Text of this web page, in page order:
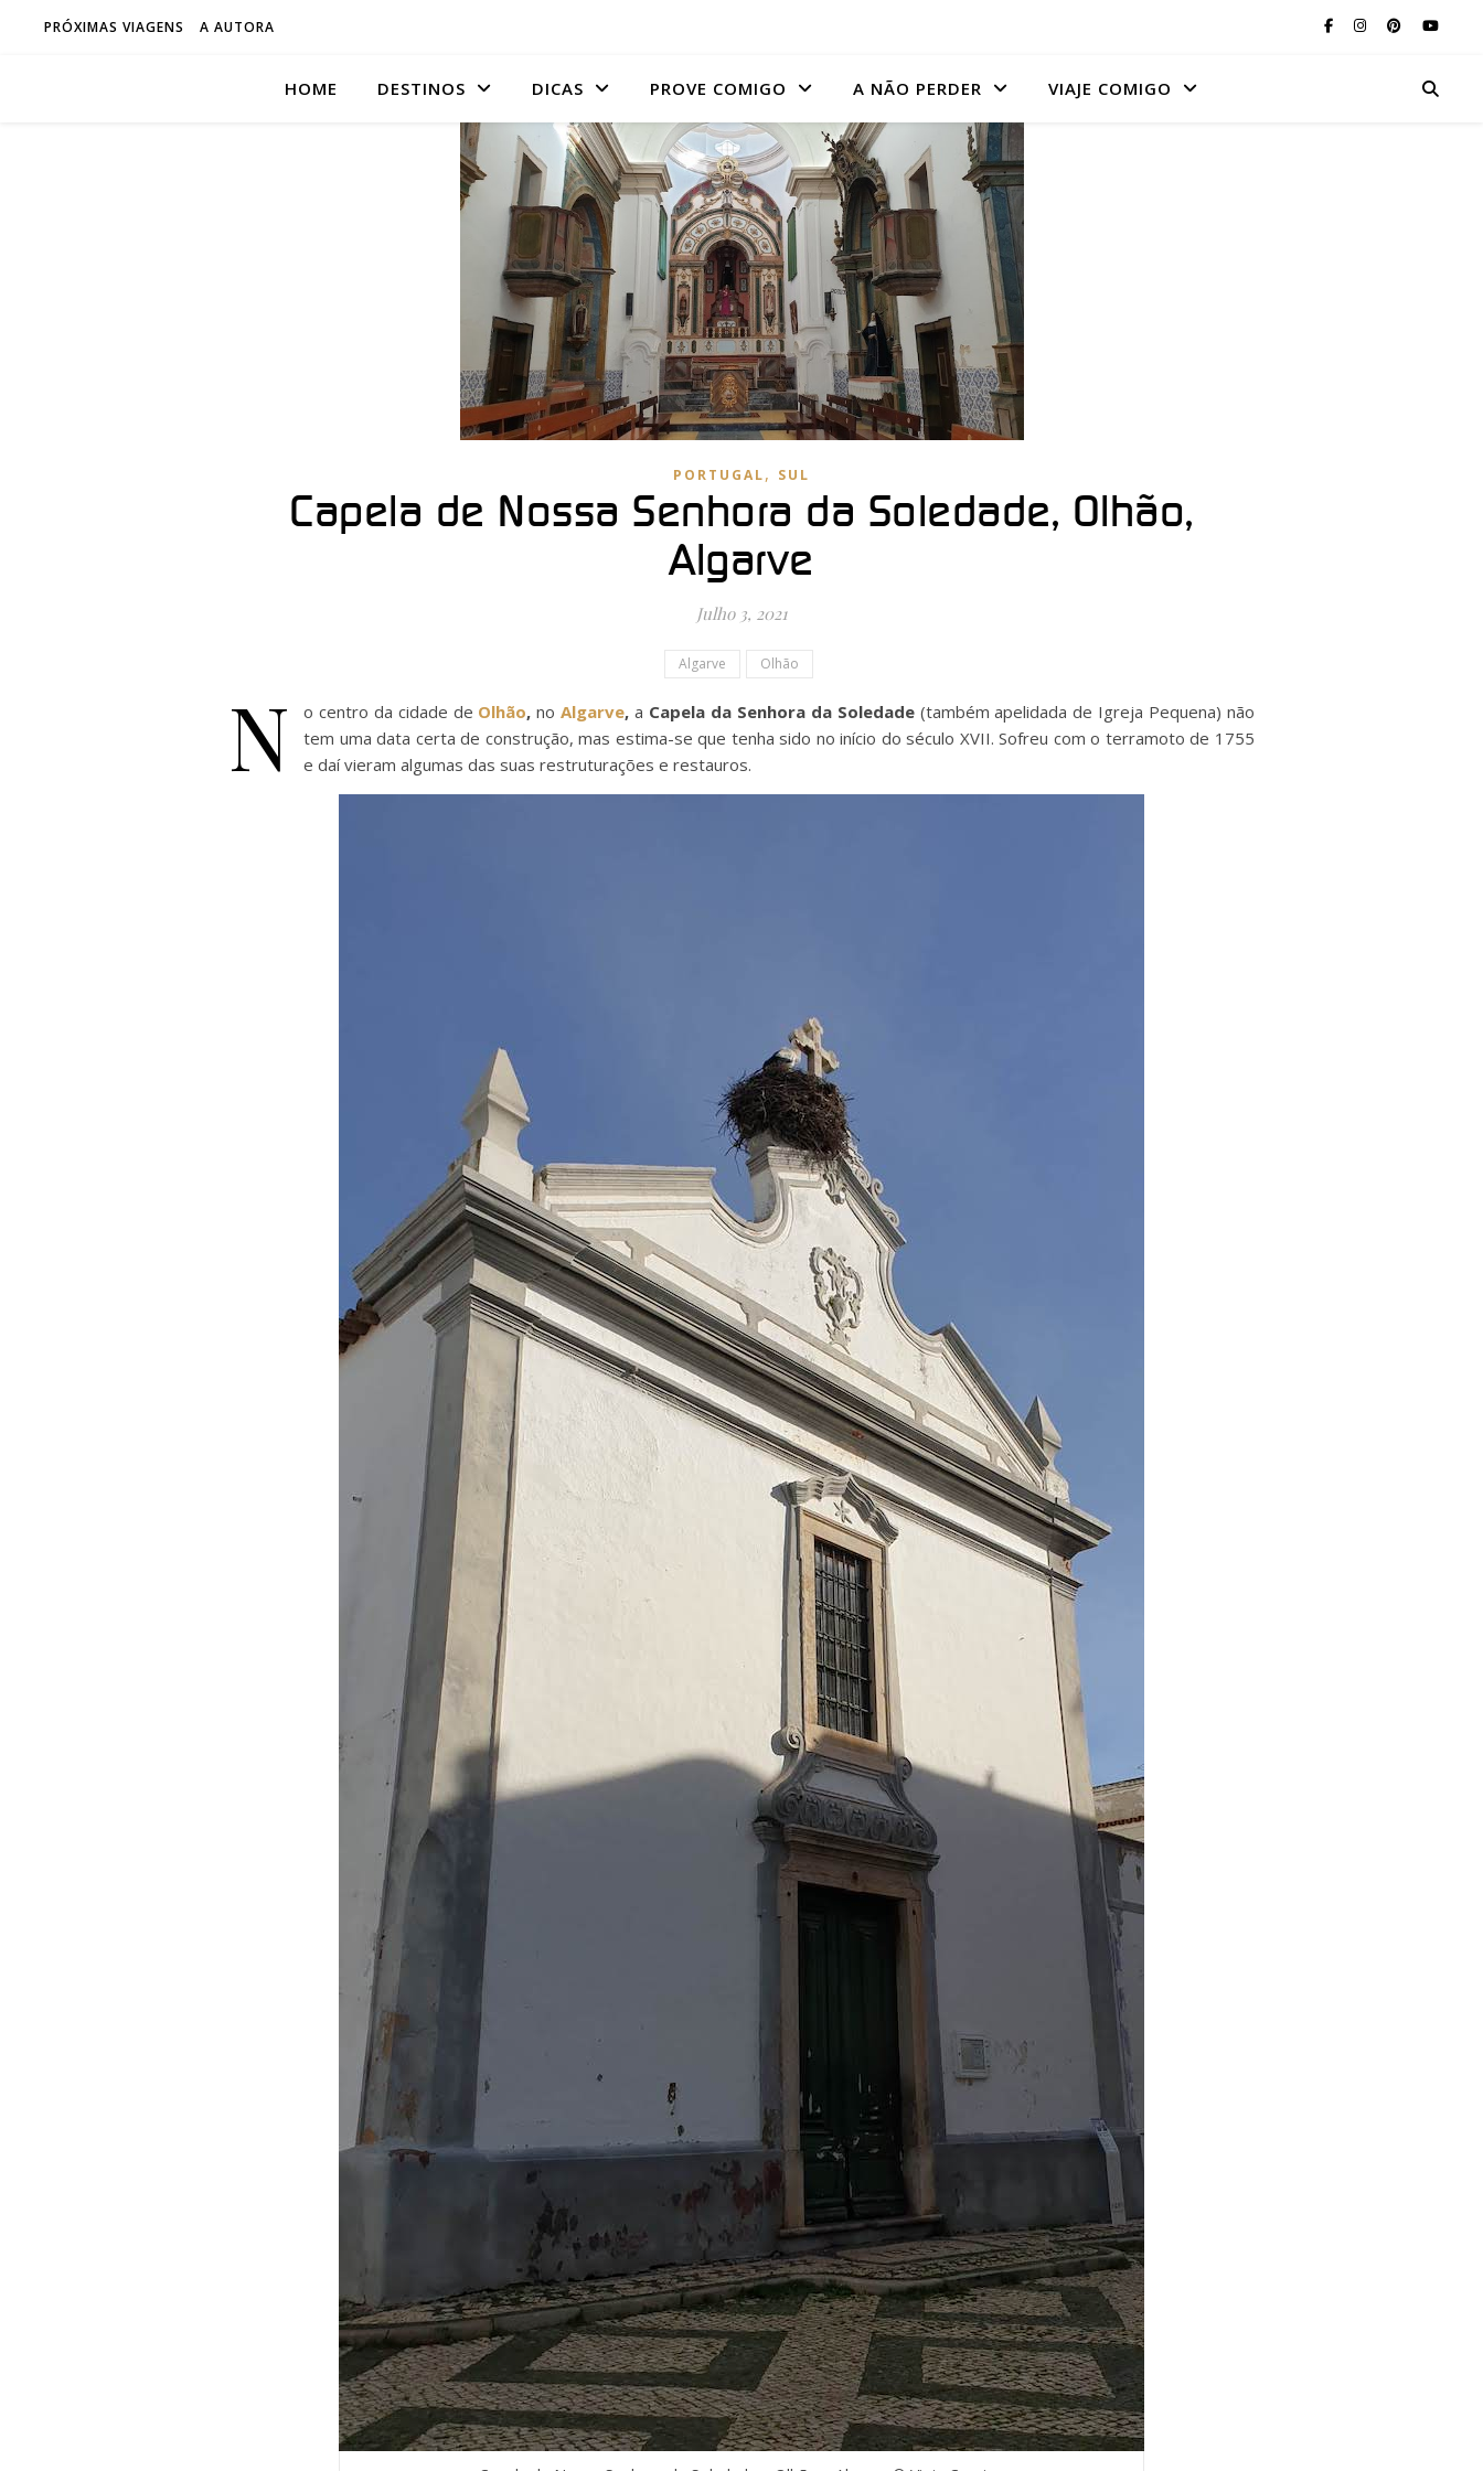
PRÓXIMAS VIAGENS A AUTORA
HOME DESTINOS DICAS PROVE COMIGO A NÃO PERDER VIAJE COMIGO
PORTUGAL, SUL
Capela de Nossa Senhora da Soledade, Olhão,
Algarve
Julho 3, 2021
Algarve Olhão
N o centro da cidade de Olhão, noAlgarve, a Capela da Senhora da Soledade(também apelidada de Igreja Pequena) não
tem uma data certa de construção, mas estima-se que tenha sido no início do século XVII. Sofreu com o terramoto de 1755
e daí vieram algumas das suas restruturações e restauros.